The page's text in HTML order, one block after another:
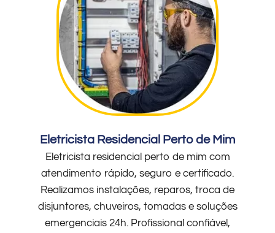
Eletricista Residencial Perto de Mim
Eletricista residencial perto de mim com
atendimento rápido, seguro e certificado.
Realizamos instalações, reparos, troca de
disjuntores, chuveiros, tomadas e soluções
emergenciais 24h. Profissional confiável,